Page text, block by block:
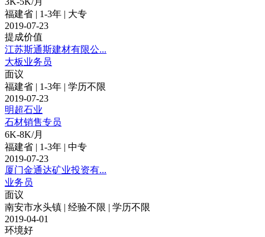
福建省 | 1-3年 | 大专
2019-07-23
提成价值
江苏斯通斯建材有限公...
大板业务员
面议
福建省 | 1-3年 | 学历不限
2019-07-23
明超石业
石材销售专员
6K-8K/月
福建省 | 1-3年 | 中专
2019-07-23
厦门金通达矿业投资有...
业务员
面议
南安市水头镇 | 经验不限 | 学历不限
2019-04-01
环境好